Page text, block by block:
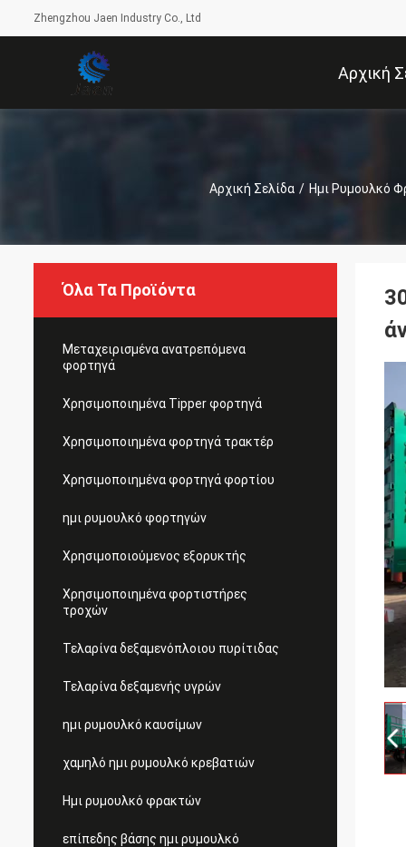
Zhengzhou Jaen Industry Co., Ltd
Αρχική
Αρχική Σελίδα / Ημι Ρυμουλκό
Όλα Τα Προϊόντα
Μεταχειρισμένα ανατρεπόμενα
φορτηγά
Χρησιμοποιημένα Tipper φορτηγά
Χρησιμοποιημένα φορτηγά τρακτέρ
Χρησιμοποιημένα φορτηγά φορτίου
ημι ρυμουλκό φορτηγών
Χρησιμοποιούμενος εξορυκτής
Χρησιμοποιημένα φορτιστήρες
τροχών
Τελαρίνα δεξαμενόπλοιου πυρίτιδας
Τελαρίνα δεξαμενής υγρών
ημι ρυμουλκό καυσίμων
χαμηλό ημι ρυμουλκό κρεβατιών
Ημι ρυμουλκό φρακτών
επίπεδης βάσης ημι ρυμουλκό